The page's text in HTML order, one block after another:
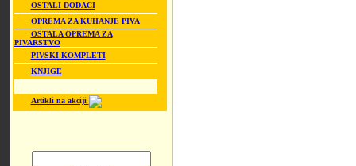
OSTALI DODACI
OPREMA ZA KUHANJE PIVA
OSTALA OPREMA ZA
PIVARSTVO
PIVSKI KOMPLETI
KNJIGE
Artikli na akciji